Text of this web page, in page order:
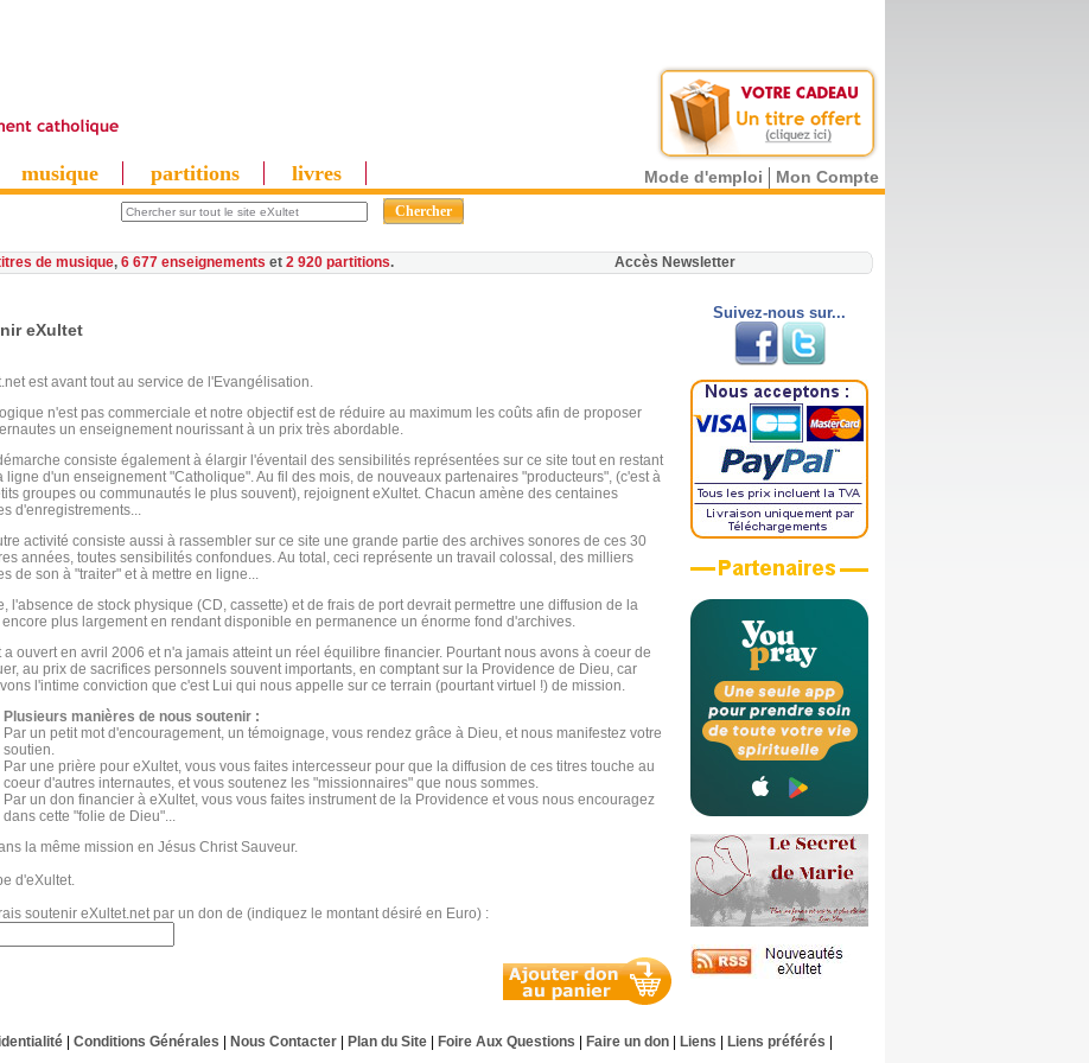
musique partitions livres Mode d'emploi Mon Compte
de musique, 6 677 enseignements et 2 920 partitions. Accès Newsletter
eXultet
est avant tout au service de l'Evangélisation.
n'est pas commerciale et notre objectif est de réduire au maximum les coûts afin de proposer
un enseignement nourissant à un prix très abordable.
consiste également à élargir l'éventail des sensibilités représentées sur ce site tout en restant
ligne d'un enseignement "Catholique". Au fil des mois, de nouveaux partenaires "producteurs", (c'est à
groupes ou communautés le plus souvent), rejoignent eXultet. Chacun amène des centaines
d'enregistrements...
activité consiste aussi à rassembler sur ce site une grande partie des archives sonores de ces 30
années, toutes sensibilités confondues. Au total, ceci représente un travail colossal, des milliers
de son à "traiter" et à mettre en ligne...
l'absence de stock physique (CD, cassette) et de frais de port devrait permettre une diffusion de la
encore plus largement en rendant disponible en permanence un énorme fond d'archives.
a ouvert en avril 2006 et n'a jamais atteint un réel équilibre financier. Pourtant nous avons à coeur de
au prix de sacrifices personnels souvent importants, en comptant sur la Providence de Dieu, car
l'intime conviction que c'est Lui qui nous appelle sur ce terrain (pourtant virtuel !) de mission.
Plusieurs manières de nous soutenir :
Par un petit mot d'encouragement, un témoignage, vous rendez grâce à Dieu, et nous manifestez votre
soutien.
Par une prière pour eXultet, vous vous faites intercesseur pour que la diffusion de ces titres touche au
coeur d'autres internautes, et vous soutenez les "missionnaires" que nous sommes.
Par un don financier à eXultet, vous vous faites instrument de la Providence et vous nous encouragez
dans cette "folie de Dieu"...
la même mission en Jésus Christ Sauveur.
d'eXultet.
soutenir eXultet.net par un don de (indiquez le montant désiré en Euro) :
Suivez-nous sur...
| Conditions Générales Nous Contacter| Plan du Site| Foire Aux Questions Faire un don| Liens Liens préférés